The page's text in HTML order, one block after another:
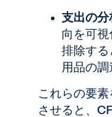
支出の分
向を可
排除す
用品の調
これらの要
させると、